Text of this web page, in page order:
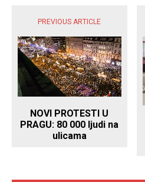
PREVIOUS ARTICLE
NOVI PROTESTI U
PRAGU: 80 000 ljudi na
ulicama